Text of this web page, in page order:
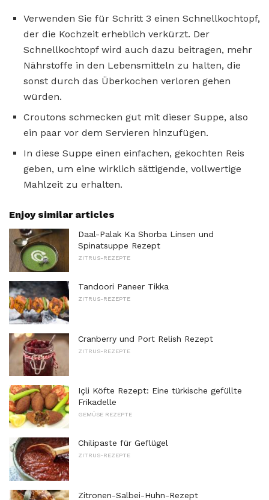
Verwenden Sie für Schritt 3 einen Schnellkochtopf,
der die Kochzeit erheblich verkürzt. Der
Schnellkochtopf wird auch dazu beitragen, mehr
Nährstoffe in den Lebensmitteln zu halten, die
sonst durch das Überkochen verloren gehen
würden.
Croutons schmecken gut mit dieser Suppe, also
ein paar vor dem Servieren hinzufügen.
In diese Suppe einen einfachen, gekochten Reis
geben, um eine wirklich sättigende, vollwertige
Mahlzeit zu erhalten.
Enjoy similar articles
Daal-Palak Ka Shorba Linsen und
Spinatsuppe Rezept
ZITRUS-REZEPTE
Tandoori Paneer Tikka
ZITRUS-REZEPTE
Cranberry und Port Relish Rezept
ZITRUS-REZEPTE
Içli Köfte Rezept: Eine türkische gefüllte
Frikadelle
GEMÜSE REZEPTE
Chilipaste für Geflügel
ZITRUS-REZEPTE
Zitronen-Salbei-Huhn-Rezept